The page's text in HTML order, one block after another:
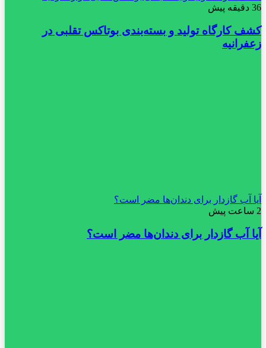
36 دقیقه پیش
کشف کارگاه تولید و بسته‌بندی بوتاکس تقلبی در
زعفرانیه
آیا آب گازدار برای دندان‌ها مضر است؟
2 ساعت پیش
آیا آب گازدار برای دندان‌ها مضر است؟